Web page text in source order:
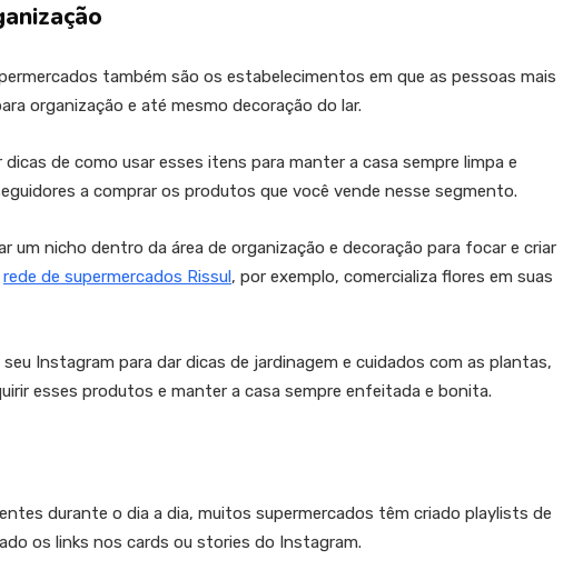
também são os estabelecimentos em que as pessoas mais
organização e até mesmo decoração do lar.
dicas de como usar esses itens para manter a casa sempre limpa e
a comprar os produtos que você vende nesse segmento.
um nicho dentro da área de organização e decoração para focar e criar
rede de supermercados Rissul, por exemplo, comercializa flores em suas
Instagram para dar dicas de jardinagem e cuidados com as plantas,
esses produtos e manter a casa sempre enfeitada e bonita.
durante o dia a dia, muitos supermercados têm criado playlists de
os links nos cards ou stories do Instagram.